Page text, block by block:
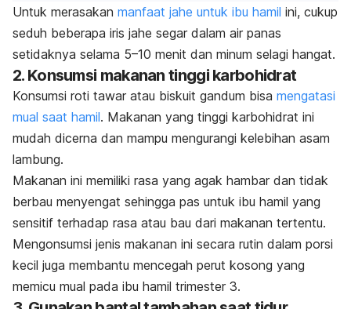
Untuk merasakan manfaat jahe untuk ibu hamil ini, cukup
seduh beberapa iris jahe segar dalam air panas
setidaknya selama 5–10 menit dan minum selagi hangat.
2. Konsumsi makanan tinggi karbohidrat
Konsumsi roti tawar atau biskuit gandum bisa mengatasi
mual saat hamil. Makanan yang tinggi karbohidrat ini
mudah dicerna dan mampu mengurangi kelebihan asam
lambung.
Makanan ini memiliki rasa yang agak hambar dan tidak
berbau menyengat sehingga pas untuk ibu hamil yang
sensitif terhadap rasa atau bau dari makanan tertentu.
Mengonsumsi jenis makanan ini secara rutin dalam porsi
kecil juga membantu mencegah perut kosong yang
memicu mual pada ibu hamil trimester 3.